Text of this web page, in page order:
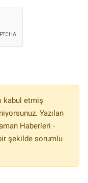
kabul etmiş
Yazılan
Haberleri -
şekilde sorumlu